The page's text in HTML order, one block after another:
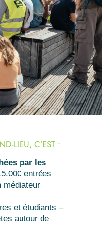
LIEU, C’EST :
par les
entrées
médiateur
et étudiants –
autour de